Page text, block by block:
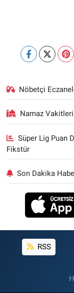
Nöbetçi
Namaz Vakitleri
Süper Lig Puan
Fikstür
Son Dakika
RSS